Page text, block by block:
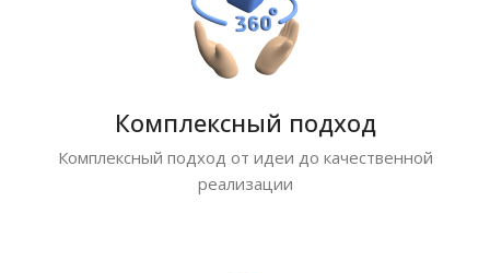
Комплексный подход
Комплексный подход от идеи до качественной
реализации